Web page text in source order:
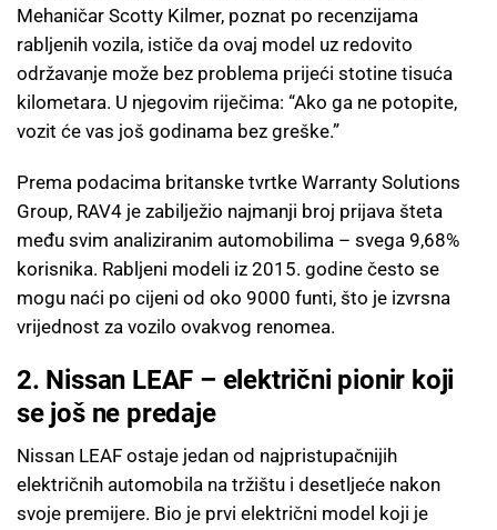
Mehaničar Scotty Kilmer, poznat po recenzijama
rabljenih vozila, ističe da ovaj model uz redovito
održavanje može bez problema prijeći stotine tisuća
kilometara. U njegovim riječima: “Ako ga ne potopite,
vozit će vas još godinama bez greške.”
Prema podacima britanske tvrtke Warranty Solutions
Group, RAV4 je zabilježio najmanji broj prijava šteta
među svim analiziranim automobilima – svega 9,68%
korisnika. Rabljeni modeli iz 2015. godine često se
mogu naći po cijeni od oko 9000 funti, što je izvrsna
vrijednost za vozilo ovakvog renomea.
2. Nissan LEAF – električni pionir koji
se još ne predaje
Nissan LEAF ostaje jedan od najpristupačnijih
električnih automobila na tržištu i desetljeće nakon
svoje premijere. Bio je prvi električni model koji je